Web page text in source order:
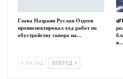
Глава Назрани Руслан Оздоев
проинспектировал ход работ по
обустройству сквера на…
в…
НАЗАД ВПЕРЕД